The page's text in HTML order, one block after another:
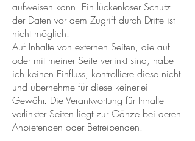
aufweisen kann. Ein lückenloser Schutz
der Daten vor dem Zugriff durch Dritte ist
nicht möglich.
Auf Inhalte von externen Seiten, die auf
oder mit meiner Seite verlinkt sind, habe
ich keinen Einfluss, kontrolliere diese nicht
und übernehme für diese keinerlei
Gewähr. Die Verantwortung für Inhalte
verlinkter Seiten liegt zur Gänze bei deren
Anbietenden oder Betreibenden.